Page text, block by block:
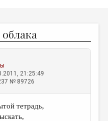
21:25:49
№ 89726
тетрадь,